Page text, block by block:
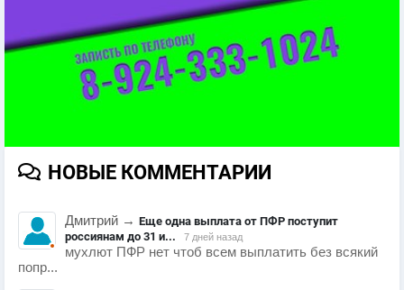
НОВЫЕ КОММЕНТАРИИ
Дмитрий → Еще одна выплата от ПФР поступит
россиянам до 31 и...
7 дней назад
мухлют ПФР нет чтоб всем выплатить без всякий
попр...